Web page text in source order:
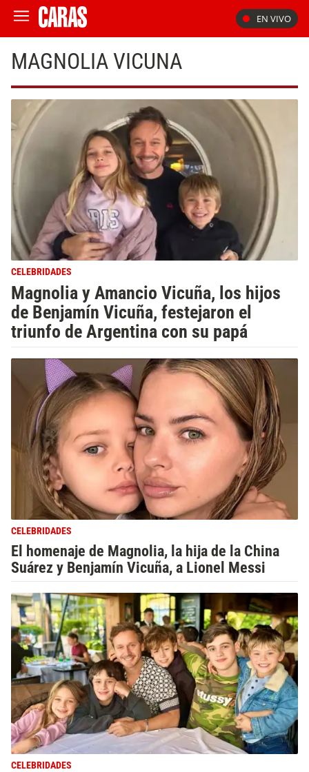
EN VIVO
MAGNOLIA VICUNA
CELEBRIDADES
Magnolia y Amancio Vicuña, los hijos
de Benjamín Vicuña, festejaron el
triunfo de Argentina con su papá
CELEBRIDADES
El homenaje de Magnolia, la hija de la China
Suárez y Benjamín Vicuña, a Lionel Messi
CELEBRIDADES